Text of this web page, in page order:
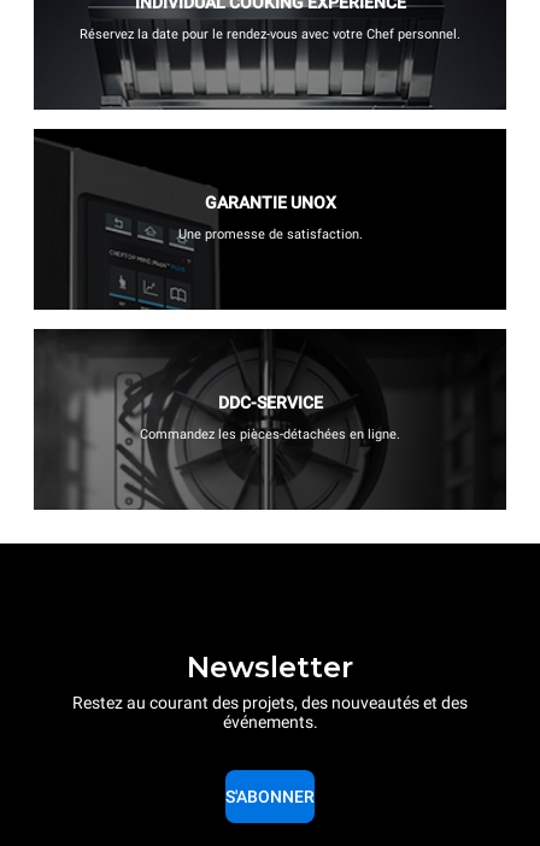
Réservez la date pour le rendez-vous avec votre Chef personnel.
GARANTIE UNOX
Une promesse de satisfaction.
DDC-SERVICE
Commandez les pièces-détachées en ligne.
Newsletter
Restez au courant des projets, des nouveautés et des
événements.
S'ABONNER